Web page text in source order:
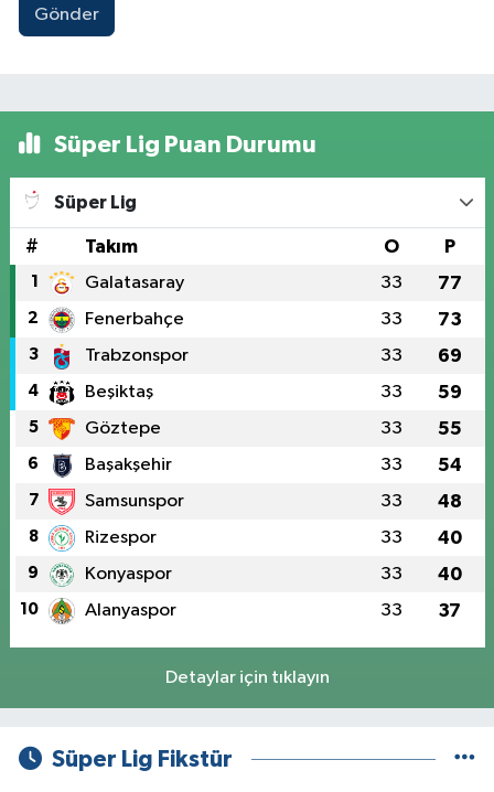
Gönder
Süper Lig Puan Durumu
Süper Lig
# Takım O P
1 Galatasaray 33 77
2 Fenerbahçe 33 73
3 Trabzonspor 33 69
4 Beşiktaş 33 59
5 Göztepe 33 55
6 Başakşehir 33 54
7 Samsunspor 33 48
8 Rizespor 33 40
9 Konyaspor 33 40
10 Alanyaspor 33 37
Detaylar için tıklayın
Süper Lig Fikstür